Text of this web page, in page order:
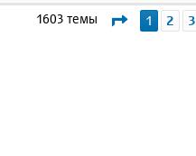
1603 темы Страница1
1 2 3